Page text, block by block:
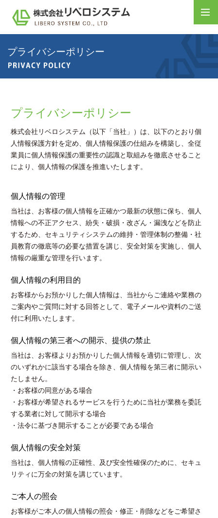
プライバシーポリシー
プライバシーポリシー
株式会社リベロシステム（以下「当社」）は、以下のとおり個
人情報保護方針を定め、個人情報保護の仕組みを構築し、全従
業員に個人情報保護の重要性の認識と取組みを徹底させること
により、個人情報の保護を推進いたします。
個人情報の管理
当社は、お客様の個人情報を正確かつ最新の状態に保ち、個人
情報への不正アクセス、紛失・破損・改ざん・漏洩などを防止
するため、セキュリティシステムの維持・管理体制の整備・社
員教育の徹底等の必要な措置を講じ、安全対策を実施し、個人
情報の厳重な管理を行います。
個人情報の利用目的
お客様からお預かりした個人情報は、当社からご連絡や業務の
ご案内やご質問に対する回答として、電子メールや資料のご送
付に利用いたします。
個人情報の第三者への開示、提供の禁止
当社は、お客様よりお預かりした個人情報を適切に管理し、次
のいずれかに該当する場合を除き、個人情報を第三者に開示い
たしません。
・お客様の同意がある場合
・お客様が希望されるサービスを行うために当社が業務を委託
する業者に対して開示する場合
・法令に基づき開示することが必要である場合
個人情報の安全対策
当社は、個人情報の正確性、及び安全性確保のために、セキュ
リティに万全の対策を講じています。
ご本人の照会
お客様がご本人の個人情報の照会・修正・削除などをご希望さ